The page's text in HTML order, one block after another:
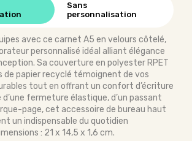
Sans
personnalisation
avec ce carnet A5 en velours côtelé,
personnalisé idéal alliant élégance
Sa couverture en polyester RPET
de papier recyclé témoignent de vos
tout en offrant un confort d’écriture
d’une fermeture élastique, d’un passant
page, cet accessoire de bureau haut
un indispensable du quotidien
: 21 x 14,5 x 1,6 cm.